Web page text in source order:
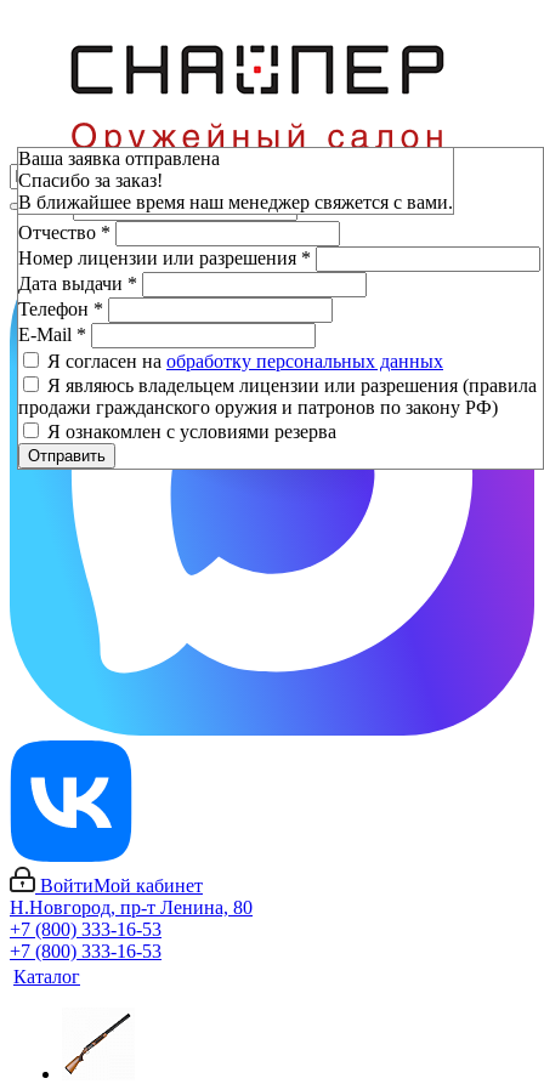
ВойтиМой кабинет
Н.Новгород, пр-т Ленина, 80
+7 (800) 333-16-53
+7 (800) 333-16-53
Каталог
Зарезервировать
Фамилия*
Имя*
Отчество *
Номер лицензии или разрешения *
Дата выдачи *
Телефон *
E-Mail *
Я согласен на обработку персональных данных
Я являюсь владельцем лицензии или разрешения (правила
продажи гражданского оружия и патронов по закону РФ)
Я ознакомлен с условиями резерва
Отправить
Ваша заявка отправлена
Спасибо за заказ!
В ближайшее время наш менеджер свяжется с вами.